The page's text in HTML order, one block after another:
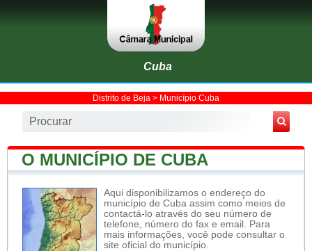
Cuba
Distrito de Beja > Município Cuba
O MUNICÍPIO DE CUBA
Aqui disponibilizamos o endereço do
município de Cuba assim como meios de
contactá-lo através do seu número de
telefone, número do fax e email. Para
mais informações, você pode consultar o
site oficial do município.